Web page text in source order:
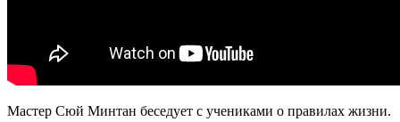
Мастер Сюй Минтан беседует с учениками о правилах жизни.